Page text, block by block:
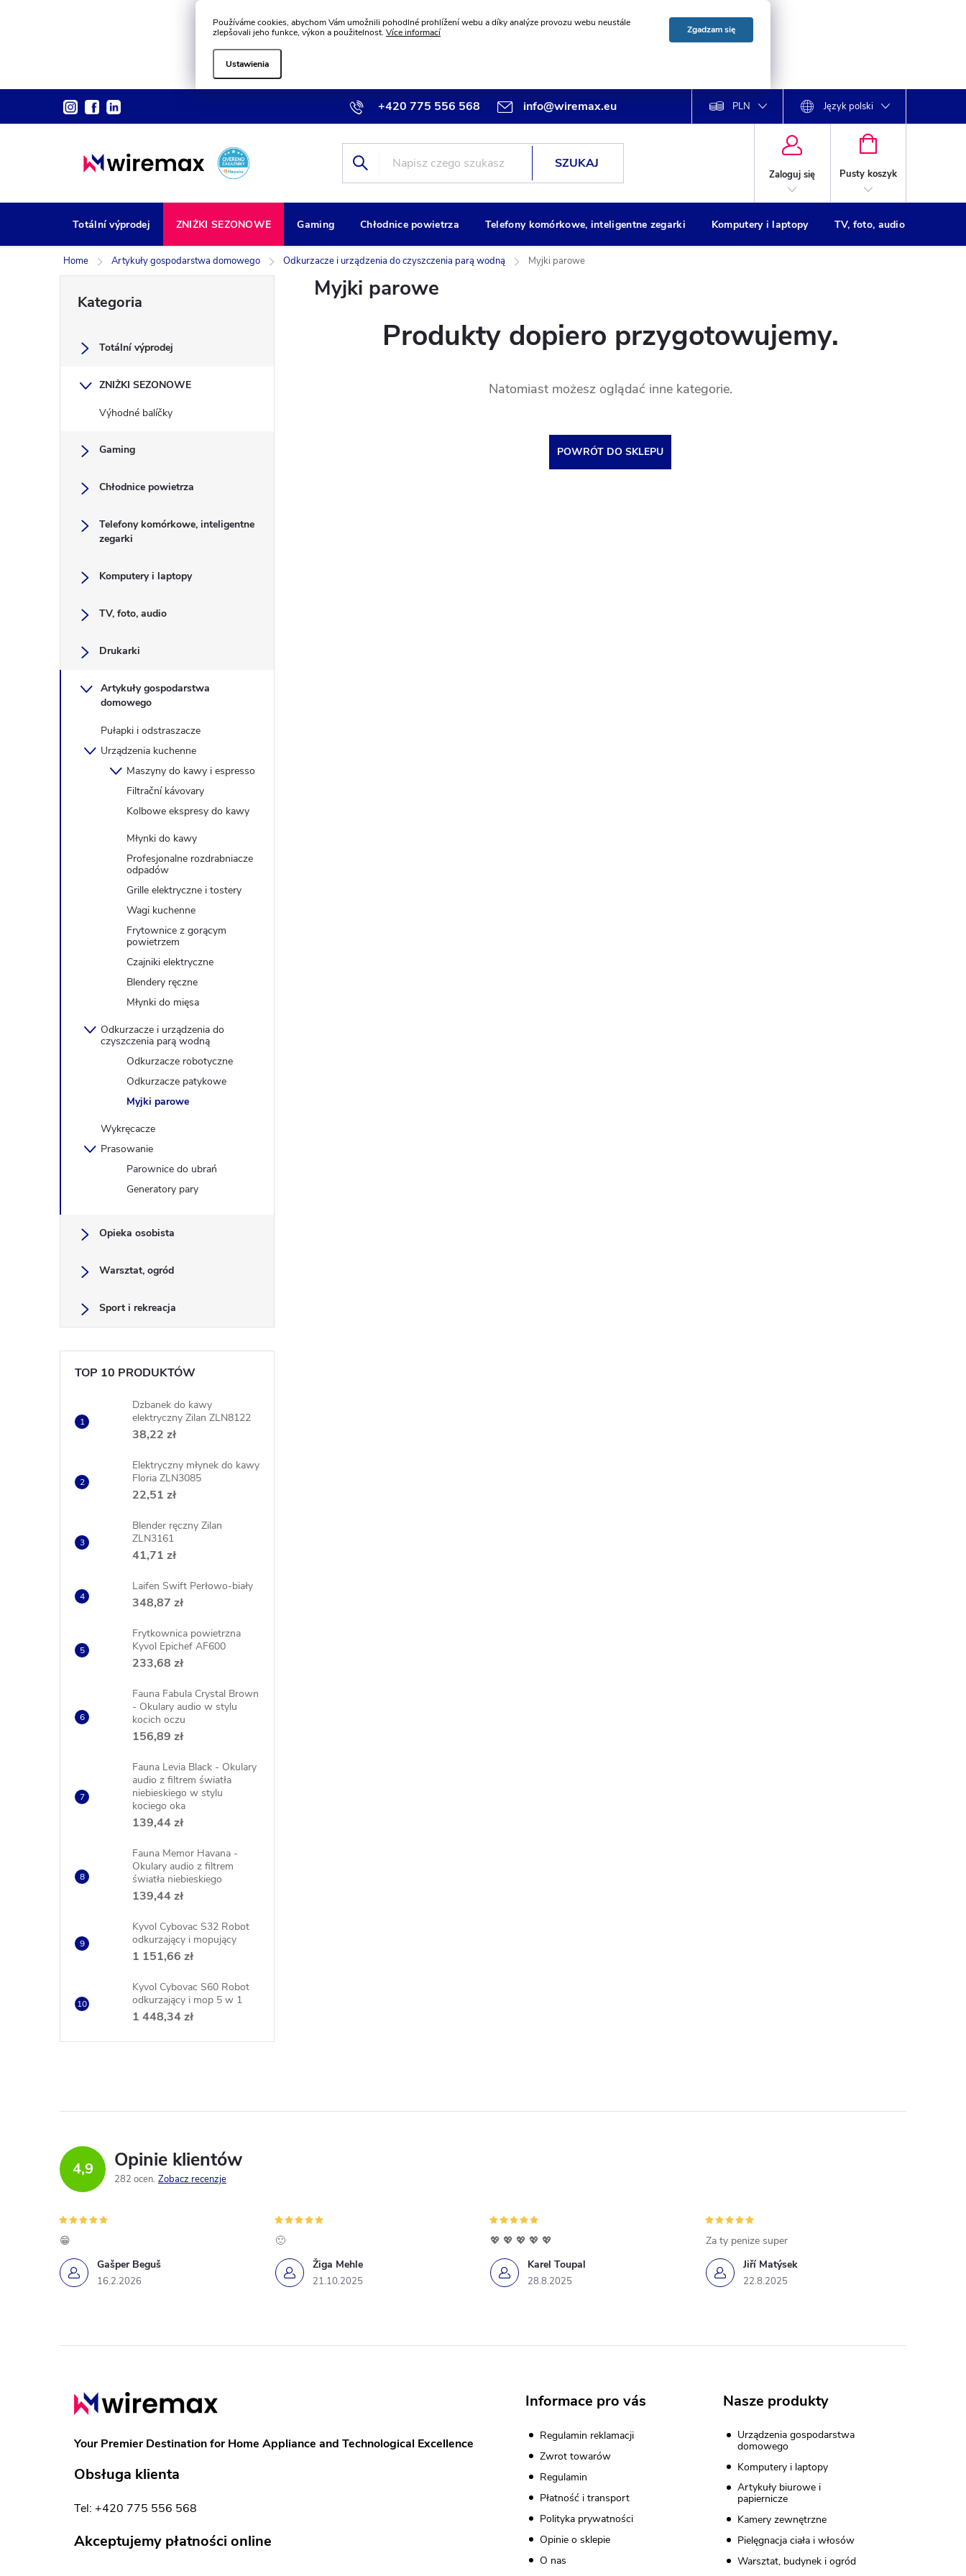
Používáme cookies, abychom Vám umožnili pohodlné prohlížení webu a díky analýze provozu webu neustále
zlepšovali jeho funkce, výkon a použitelnost. Více informací
Ustawienia
Zgadzam się
+420 775 556 568 info@wiremax.eu PLN Język polski
SZUKAJ
Zaloguj się
KOSZYK
Pusty koszyk
Totální výprodej ZNIŻKI SEZONOWE Gaming Chłodnice powietrza Telefony komórkowe, inteligentne zegarki Komputery i laptopy TV, foto, audio
Home Artykuły gospodarstwa domowego Odkurzacze i urządzenia do czyszczenia parą wodną Myjki parowe
kategorie
Kategoria
Totální výprodej
ZNIŻKI SEZONOWE
Výhodné balíčky
Gaming
Chłodnice powietrza
Telefony komórkowe, inteligentne
zegarki
Komputery i laptopy
TV, foto, audio
Drukarki
Artykuły gospodarstwa
domowego
Pułapki i odstraszacze
Urządzenia kuchenne
Maszyny do kawy i espresso
Filtrační kávovary
Kolbowe ekspresy do kawy
Młynki do kawy
Profesjonalne rozdrabniacze
odpadów
Grille elektryczne i tostery
Wagi kuchenne
Frytownice z gorącym
powietrzem
Czajniki elektryczne
Blendery ręczne
Młynki do mięsa
Odkurzacze i urządzenia do
czyszczenia parą wodną
Odkurzacze robotyczne
Odkurzacze patykowe
Myjki parowe
Wykręcacze
Prasowanie
Parownice do ubrań
Generatory pary
Opieka osobista
Warsztat, ogród
Sport i rekreacja
TOP 10 PRODUKTÓW
Dzbanek do kawy
elektryczny Zilan ZLN8122
38,22 zł
Elektryczny młynek do kawy
Floria ZLN3085
22,51 zł
Blender ręczny Zilan
ZLN3161
41,71 zł
Laifen Swift Perłowo-biały
348,87 zł
Frytkownica powietrzna
Kyvol Epichef AF600
233,68 zł
Fauna Fabula Crystal Brown
- Okulary audio w stylu
kocich oczu
156,89 zł
Fauna Levia Black - Okulary
audio z filtrem światła
niebieskiego w stylu
kociego oka
139,44 zł
Fauna Memor Havana -
Okulary audio z filtrem
światła niebieskiego
139,44 zł
Kyvol Cybovac S32 Robot
odkurzający i mopujący
1 151,66 zł
Kyvol Cybovac S60 Robot
odkurzający i mop 5 w 1
1 448,34 zł
Myjki parowe
Produkty dopiero przygotowujemy.
Natomiast możesz oglądać inne kategorie.
POWRÓT DO SKLEPU
4,9 Opinie klientów
282 ocen Zobacz recenzje
Gašper Beguš
16.2.2026
😁
Žiga Mehle
21.10.2025
🙂
Karel Toupal
28.8.2025
💖 💖 💖 💖 💖
Jiří Matýsek
22.8.2025
Za ty penize super
Your Premier Destination for Home Appliance and Technological Excellence
Obsługa klienta
Tel: +420 775 556 568
Akceptujemy płatności online
Informace pro vás
Regulamin reklamacji
Zwrot towarów
Regulamin
Płatność i transport
Polityka prywatności
Opinie o sklepie
O nas
Nasze produkty
Urządzenia gospodarstwa
domowego
Komputery i laptopy
Artykuły biurowe i
papiernicze
Kamery zewnętrzne
Pielęgnacja ciała i włosów
Warsztat, budynek i ogród